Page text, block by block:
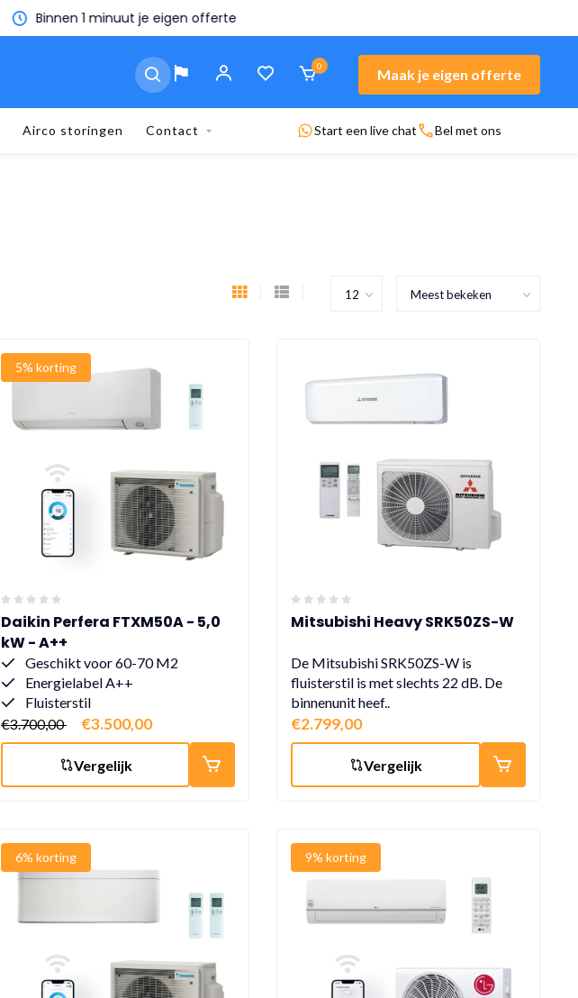
Binnen 1 minuut je eigen offerte
0 Maak je eigen offerte
Airco storingen Contact Start een live chat Bel met ons
5% korting
Daikin Perfera FTXM50A - 5,0
kW - A++
Geschikt voor 60-70 M2
Energielabel A++
Fluisterstil
€3.700,00
€3.500,00
Vergelijk
Mitsubishi Heavy SRK50ZS-W
De Mitsubishi SRK50ZS-W is
fluisterstil is met slechts 22 dB. De
binnenunit heef..
€2.799,00
Vergelijk
6% korting 9% korting